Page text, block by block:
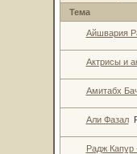
Тема
Айшвария
Актрисы и
Амитабх
Али Фазал
Радж Капур